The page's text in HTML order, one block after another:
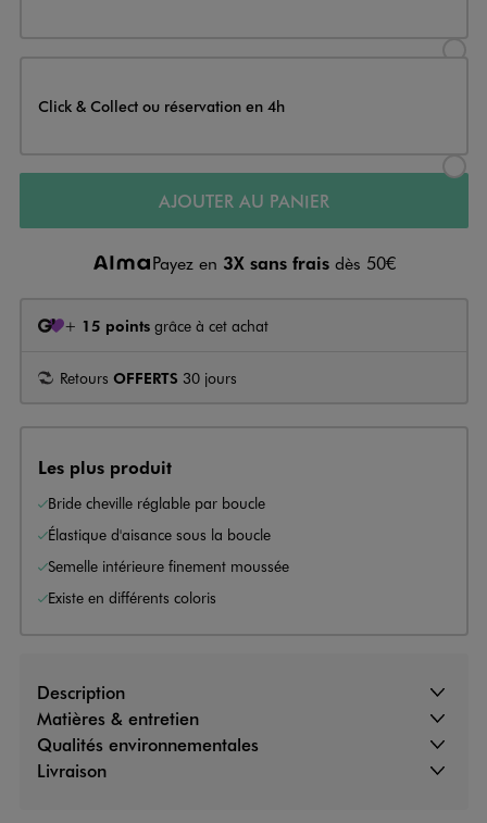
Click & Collect ou réservation en 4h
AJOUTER AU PANIER
Payez en 3X sans frais dès 50€
+ 15 points grâce à cet achat
Retours OFFERTS 30 jours
Les plus produit
Bride cheville réglable par boucle
Élastique d'aisance sous la boucle
Semelle intérieure finement moussée
Existe en différents coloris
Description
Matières & entretien
Qualités environnementales
Livraison